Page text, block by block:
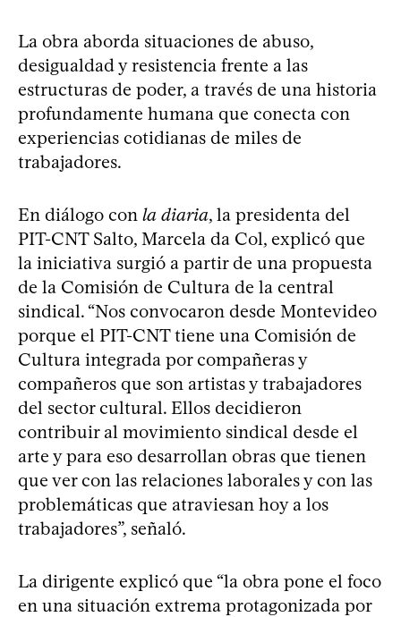
La obra aborda situaciones de abuso,
desigualdad y resistencia frente a las
estructuras de poder, a través de una historia
profundamente humana que conecta con
experiencias cotidianas de miles de
trabajadores.
En diálogo con la diaria, la presidenta del
PIT-CNT Salto, Marcela da Col, explicó que
la iniciativa surgió a partir de una propuesta
de la Comisión de Cultura de la central
sindical. “Nos convocaron desde Montevideo
porque el PIT-CNT tiene una Comisión de
Cultura integrada por compañeras y
compañeros que son artistas y trabajadores
del sector cultural. Ellos decidieron
contribuir al movimiento sindical desde el
arte y para eso desarrollan obras que tienen
que ver con las relaciones laborales y con las
problemáticas que atraviesan hoy a los
trabajadores”, señaló.
La dirigente explicó que “la obra pone el foco
en una situación extrema protagonizada por